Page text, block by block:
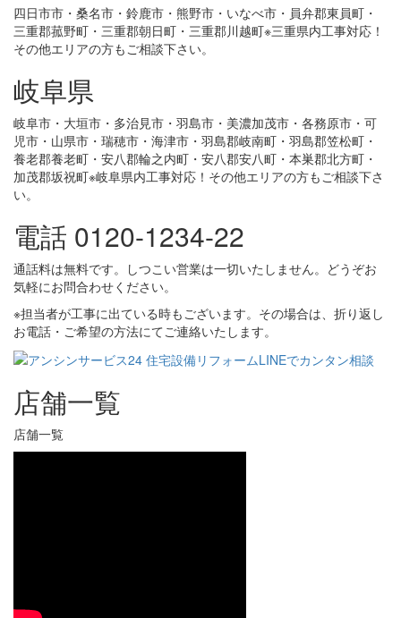
四日市市・桑名市・鈴鹿市・熊野市・いなべ市・員弁郡東員町・
三重郡菰野町・三重郡朝日町・三重郡川越町※三重県内工事対応！
その他エリアの方もご相談下さい。
岐阜県
岐阜市・大垣市・多治見市・羽島市・美濃加茂市・各務原市・可
児市・山県市・瑞穂市・海津市・羽島郡岐南町・羽島郡笠松町・
養老郡養老町・安八郡輪之内町・安八郡安八町・本巣郡北方町・
加茂郡坂祝町※岐阜県内工事対応！その他エリアの方もご相談下さ
い。
電話 0120-1234-22
通話料は無料です。しつこい営業は一切いたしません。どうぞお
気軽にお問合わせください。
※担当者が工事に出ている時もございます。その場合は、折り返し
お電話・ご希望の方法にてご連絡いたします。
店舗一覧
店舗一覧